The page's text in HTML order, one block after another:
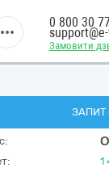
Замовити
0 800 30
ЗАПИТ
1